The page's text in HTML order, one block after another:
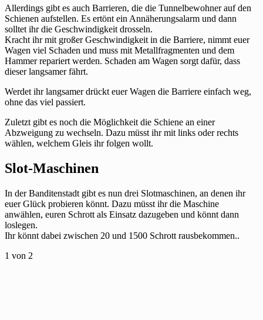
Allerdings gibt es auch Barrieren, die die Tunnelbewohner auf den
Schienen aufstellen. Es ertönt ein Annäherungsalarm und dann
solltet ihr die Geschwindigkeit drosseln.
Kracht ihr mit großer Geschwindigkeit in die Barriere, nimmt euer
Wagen viel Schaden und muss mit Metallfragmenten und dem
Hammer repariert werden. Schaden am Wagen sorgt dafür, dass
dieser langsamer fährt.
Werdet ihr langsamer drückt euer Wagen die Barriere einfach weg,
ohne das viel passiert.
Zuletzt gibt es noch die Möglichkeit die Schiene an einer
Abzweigung zu wechseln. Dazu müsst ihr mit links oder rechts
wählen, welchem Gleis ihr folgen wollt.
Slot-Maschinen
In der Banditenstadt gibt es nun drei Slotmaschinen, an denen ihr
euer Glück probieren könnt. Dazu müsst ihr die Maschine
anwählen, euren Schrott als Einsatz dazugeben und könnt dann
loslegen.
Ihr könnt dabei zwischen 20 und 1500 Schrott rausbekommen..
1 von 2